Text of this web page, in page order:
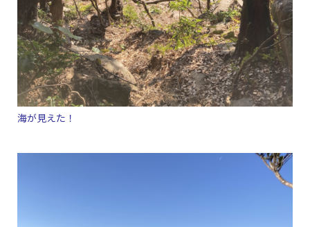
海が見えた！